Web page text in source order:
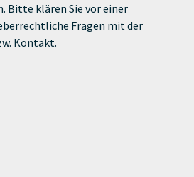
klären Sie vor einer
Fragen mit der
Kontakt.